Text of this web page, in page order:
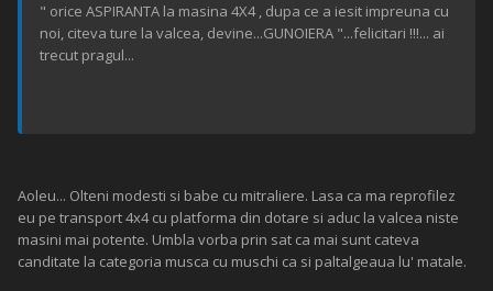
" orice ASPIRANTA la masina 4X4 , dupa ce a iesit impreuna cu
noi, citeva ture la valcea, devine...GUNOIERA "...felicitari !!!... ai
trecut pragul...
Aoleu... Olteni modesti si babe cu mitraliere. Lasa ca ma reprofilez
eu pe transport 4x4 cu platforma din dotare si aduc la valcea niste
masini mai potente. Umbla vorba prin sat ca mai sunt cateva
canditate la categoria musca cu muschi ca si paltalgeaua lu' matale.